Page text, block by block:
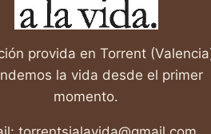
provida en Torrent
la vida desde el primer
momento.